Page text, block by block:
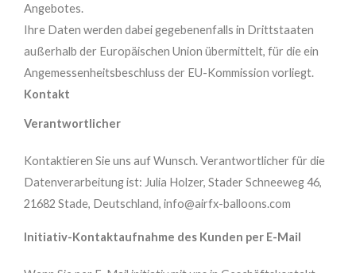
Angebotes.
Ihre Daten werden dabei gegebenenfalls in Drittstaaten
außerhalb der Europäischen Union übermittelt, für die ein
Angemessenheitsbeschluss der EU-Kommission vorliegt.
Kontakt
Verantwortlicher
Kontaktieren Sie uns auf Wunsch. Verantwortlicher für die
Datenverarbeitung ist: Julia Holzer, Stader Schneeweg 46,
21682 Stade, Deutschland, info@airfx-balloons.com
Initiativ-Kontaktaufnahme des Kunden per E-Mail